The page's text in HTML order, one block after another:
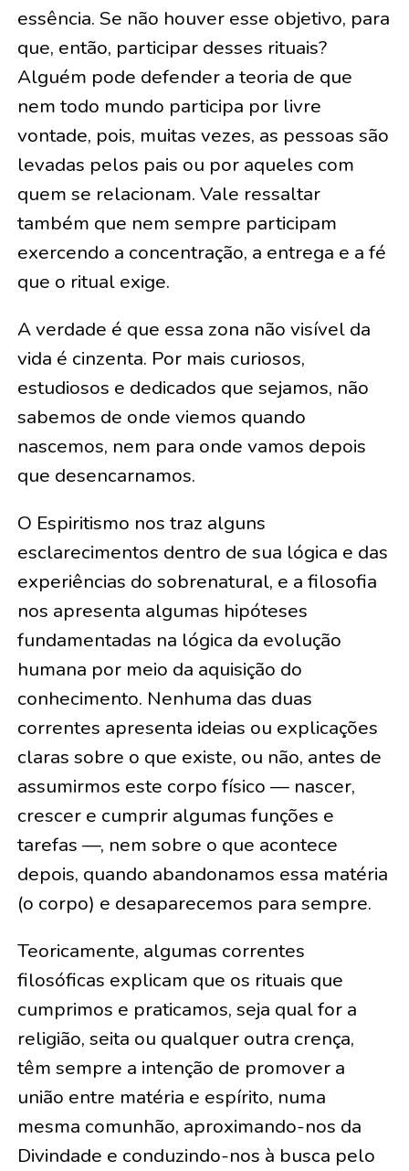
essência. Se não houver esse objetivo, para
que, então, participar desses rituais?
Alguém pode defender a teoria de que
nem todo mundo participa por livre
vontade, pois, muitas vezes, as pessoas são
levadas pelos pais ou por aqueles com
quem se relacionam. Vale ressaltar
também que nem sempre participam
exercendo a concentração, a entrega e a fé
que o ritual exige.
A verdade é que essa zona não visível da
vida é cinzenta. Por mais curiosos,
estudiosos e dedicados que sejamos, não
sabemos de onde viemos quando
nascemos, nem para onde vamos depois
que desencarnamos.
O Espiritismo nos traz alguns
esclarecimentos dentro de sua lógica e das
experiências do sobrenatural, e a filosofia
nos apresenta algumas hipóteses
fundamentadas na lógica da evolução
humana por meio da aquisição do
conhecimento. Nenhuma das duas
correntes apresenta ideias ou explicações
claras sobre o que existe, ou não, antes de
assumirmos este corpo físico — nascer,
crescer e cumprir algumas funções e
tarefas —, nem sobre o que acontece
depois, quando abandonamos essa matéria
(o corpo) e desaparecemos para sempre.
Teoricamente, algumas correntes
filosóficas explicam que os rituais que
cumprimos e praticamos, seja qual for a
religião, seita ou qualquer outra crença,
têm sempre a intenção de promover a
união entre matéria e espírito, numa
mesma comunhão, aproximando-nos da
Divindade e conduzindo-nos à busca pelo